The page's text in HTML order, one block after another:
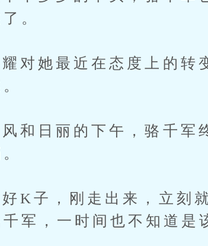
。
最近在态度上的转变
丽的下午，骆千军终
，刚走出来，立刻就
军，一时间也不知道是